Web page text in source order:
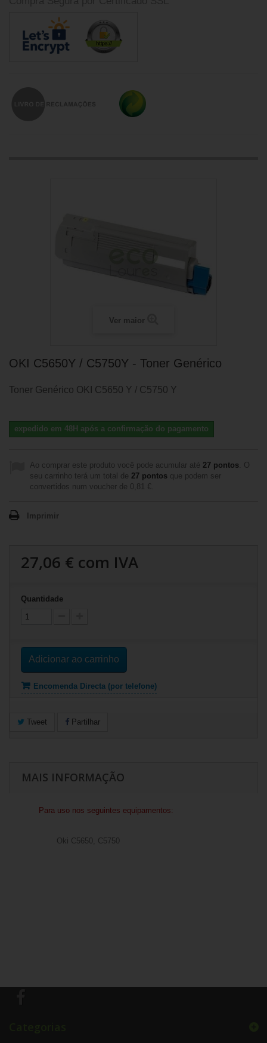
Ver maior
OKI C5650Y / C5750Y - Toner Genérico
Toner Genérico OKI C5650 Y / C5750 Y
expedido em 48H após a confirmação do pagamento
Ao comprar este produto você pode acumular até 27 pontos . O
seu carrinho terá um total de 27 pontos que podem ser
convertidos num voucher de 0,81 €
Imprimir
27,06 € com IVA
Quantidade
Adicionar ao carrinho
Encomenda Directa (por telefone)
Tweet Partilhar
MAIS INFORMAÇÃO
Para uso nos seguintes equipamentos:
Oki C5650, C5750